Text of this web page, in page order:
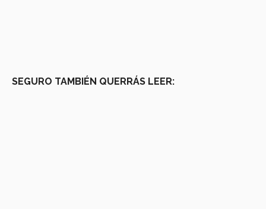
SEGURO TAMBIÉN QUERRÁS LEER: